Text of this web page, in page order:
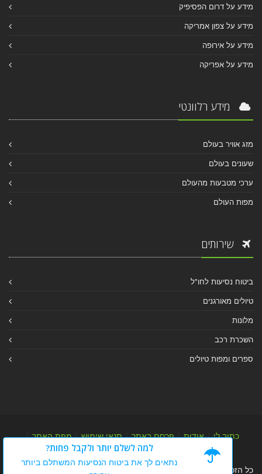
מידע על דרום הפסיפיק
מידע על צפון אמריקה
מידע על אירופה
מידע על אפריקה
מידע רלוונטי
מזג אוויר בעולם
שעונים בעולם
ערכי מטבעות מהעולם
מפות העולם
שירותים
ביטוח נסיעות לחו"ל
טיולים מאורגנים
מלונות
השכרת רכב
ספרים ומפות טיולים
כתוב לי|אודות|פרסם באתר|תנאי שימוש|מפת האתר|
מפת אלבום|מפת מאמרי מידע
כל הזכויות שמורות לערן יהב © 2004-2026
למה לשלם יותר ולקבל פחות?
נתאים לך את ביטוח הנסיעות המשתלם ביותר